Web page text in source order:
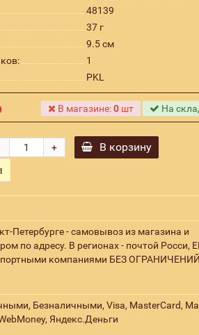
48139
37 г
9.5 см
1
PKL
В магазине:0 шт На
+ В корзину
Петербурге - самовывоз из магазина и
по адресу. В регионах - почтой Росси,
компаниями БЕЗ ОГРАНИЧЕНИЙ
Безналичными, Visa, MasterCard,
Яндекс.Деньги